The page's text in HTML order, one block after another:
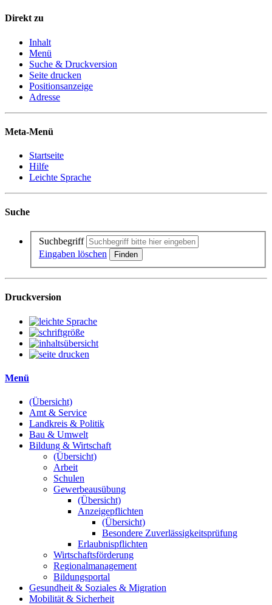
Direkt zu
Inhalt
Menü
Suche & Druckversion
Seite drucken
Positionsanzeige
Adresse
Meta-Menü
Startseite
Hilfe
Leichte Sprache
Suche
Suchbegriff
Eingaben löschen
Druckversion
Menü
(Übersicht)
Amt & Service
Landkreis & Politik
Bau & Umwelt
Bildung & Wirtschaft
(Übersicht)
Arbeit
Schulen
Gewerbeausübung
(Übersicht)
Anzeigepflichten
(Übersicht)
Besondere Zuverlässigkeitsprüfung
Erlaubnispflichten
Wirtschaftsförderung
Regionalmanagement
Bildungsportal
Gesundheit & Soziales & Migration
Mobilität & Sicherheit